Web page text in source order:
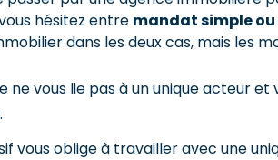
hésitez entre mandat simple
dans les deux cas, mais les
ne vous lie pas à un unique acteur
vous oblige à travailler avec une